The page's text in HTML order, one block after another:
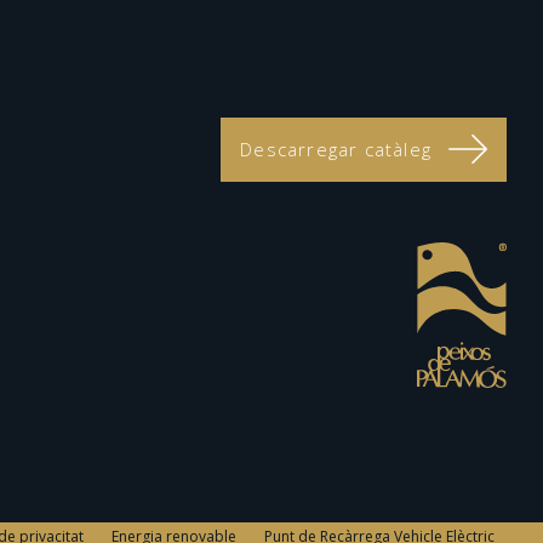
Descarregar catàleg
privacitat Energia renovable Punt de Recàrrega Vehicle Elèctric